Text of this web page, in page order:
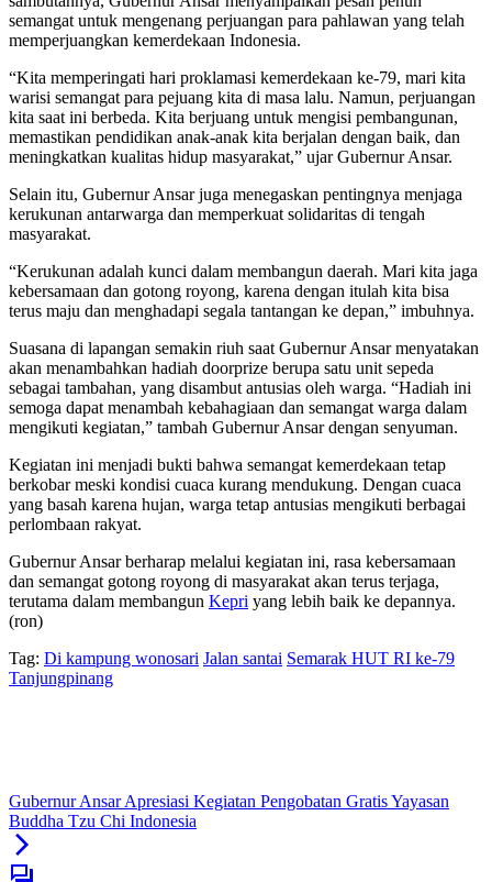
semangat untuk mengenang perjuangan para pahlawan yang telah
memperjuangkan kemerdekaan Indonesia.
“Kita memperingati hari proklamasi kemerdekaan ke-79, mari kita
warisi semangat para pejuang kita di masa lalu. Namun, perjuangan
kita saat ini berbeda. Kita berjuang untuk mengisi pembangunan,
memastikan pendidikan anak-anak kita berjalan dengan baik, dan
meningkatkan kualitas hidup masyarakat,” ujar Gubernur Ansar.
Selain itu, Gubernur Ansar juga menegaskan pentingnya menjaga
kerukunan antarwarga dan memperkuat solidaritas di tengah
masyarakat.
“Kerukunan adalah kunci dalam membangun daerah. Mari kita jaga
kebersamaan dan gotong royong, karena dengan itulah kita bisa
terus maju dan menghadapi segala tantangan ke depan,” imbuhnya.
Suasana di lapangan semakin riuh saat Gubernur Ansar menyatakan
akan menambahkan hadiah doorprize berupa satu unit sepeda
sebagai tambahan, yang disambut antusias oleh warga. “Hadiah ini
semoga dapat menambah kebahagiaan dan semangat warga dalam
mengikuti kegiatan,” tambah Gubernur Ansar dengan senyuman.
Kegiatan ini menjadi bukti bahwa semangat kemerdekaan tetap
berkobar meski kondisi cuaca kurang mendukung. Dengan cuaca
yang basah karena hujan, warga tetap antusias mengikuti berbagai
perlombaan rakyat.
Gubernur Ansar berharap melalui kegiatan ini, rasa kebersamaan
dan semangat gotong royong di masyarakat akan terus terjaga,
terutama dalam membangun Kepri yang lebih baik ke depannya.
(ron)
Tag: Di kampung wonosari Jalan santai Semarak HUT RI ke-79
Tanjungpinang
Gubernur Ansar Apresiasi Kegiatan Pengobatan Gratis Yayasan
Buddha Tzu Chi Indonesia